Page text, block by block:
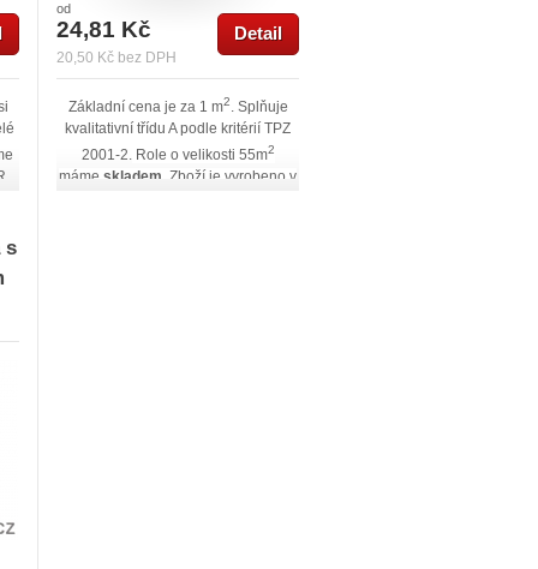
od
24,81 Kč
20,50 Kč bez DPH
Detail
Základní cena je za 1 m2. Splňuje
kvalitativní třídu A podle kritérií TPZ
2001-2.Role o velikosti 55m2
máme skladem . Zboží je vyrobeno v
s